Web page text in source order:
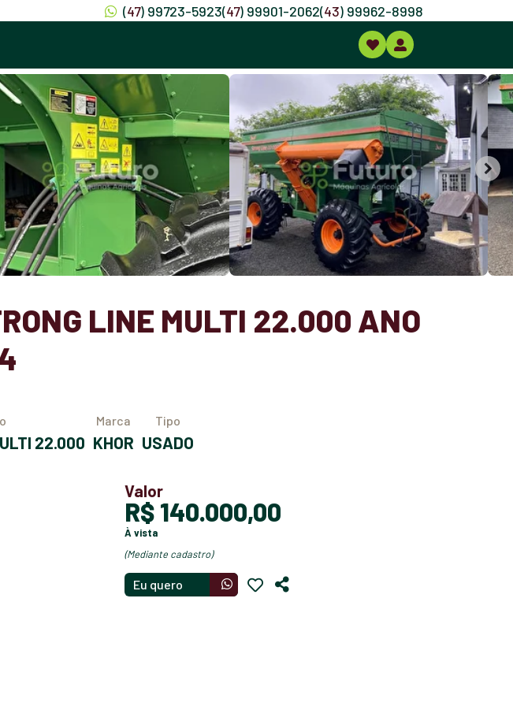
(47) 99723-5923(47) 99901-2062(43) 99962-8998
LINE MULTI 22.000 ANO
22.000
Marca
KHOR
Tipo
USADO
Valor
R$ 140.000,00
à vista
(mediante cadastro)
Eu quero